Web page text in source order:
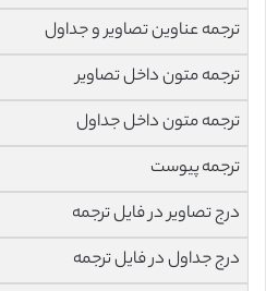
ترجمه عناوین تصاویر و جداول
ترجمه متون داخل تصاویر
ترجمه متون داخل جداول
ترجمه پیوست
درج تصاویر در فایل ترجمه
درج جداول در فایل ترجمه